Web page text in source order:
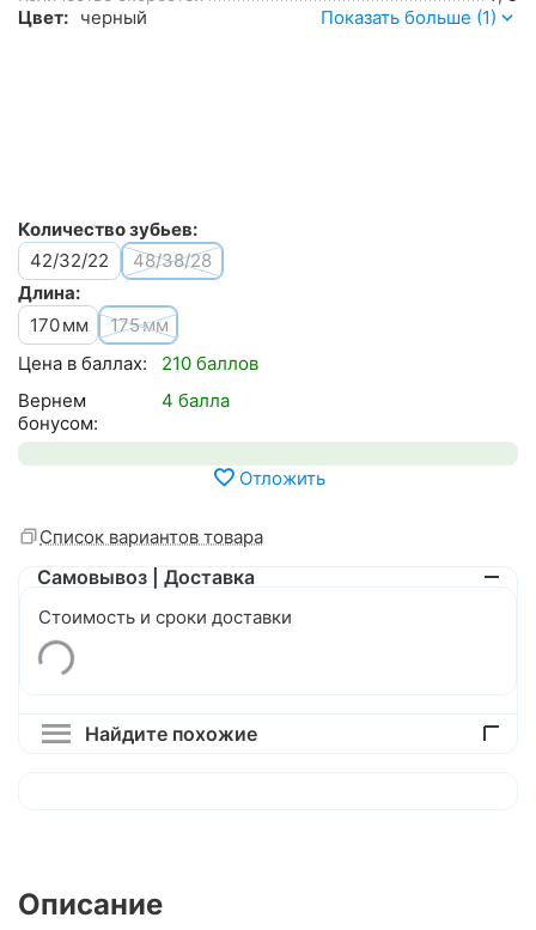
Цвет: черный Показать больше (1)
Количество зубьев:
42/32/22
48/38/28
Длина:
170мм 175мм
Цена в баллах:
210 баллов
Вернем
бонусом:
4 балла
Отложить
Список вариантов товара
Самовывоз | Доставка
Стоимость и сроки доставки
Найдите похожие
Описание